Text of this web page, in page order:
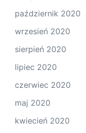
październik 2020
wrzesień 2020
sierpień 2020
lipiec 2020
czerwiec 2020
maj 2020
kwiecień 2020